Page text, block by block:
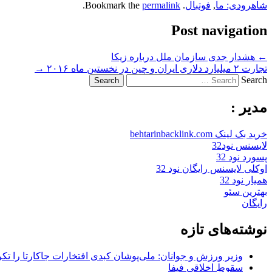
شاهرودی: ما, فوتبال. Bookmark the
permalink
.
Post navigation
← هشدار جدی سازمان ملل درباره زیکا
تجارت ۲ میلیارد دلاری ایران و چین در نخستین ماه ۲۰۱۶
→
Search
مدیر :
خرید بک لینک behtarinbacklink.com
لایسنس نود32
پسورد نود 32
اوکلی لایسنس رایگان نود 32
همیار نود 32
بهترین سئو
رایگان
نوشته‌های تازه
وزیر ورزش و جوانان: ملی‌پوشان کبدی افتخارات جاکارتا را
سقوطِ اخلاقی فیفا